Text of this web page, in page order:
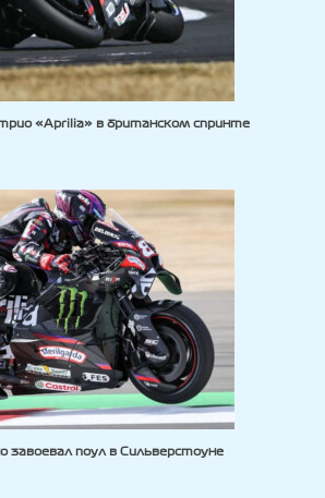
«Aprilia» в британском спринте
завоевал поул в Сильверстоуне